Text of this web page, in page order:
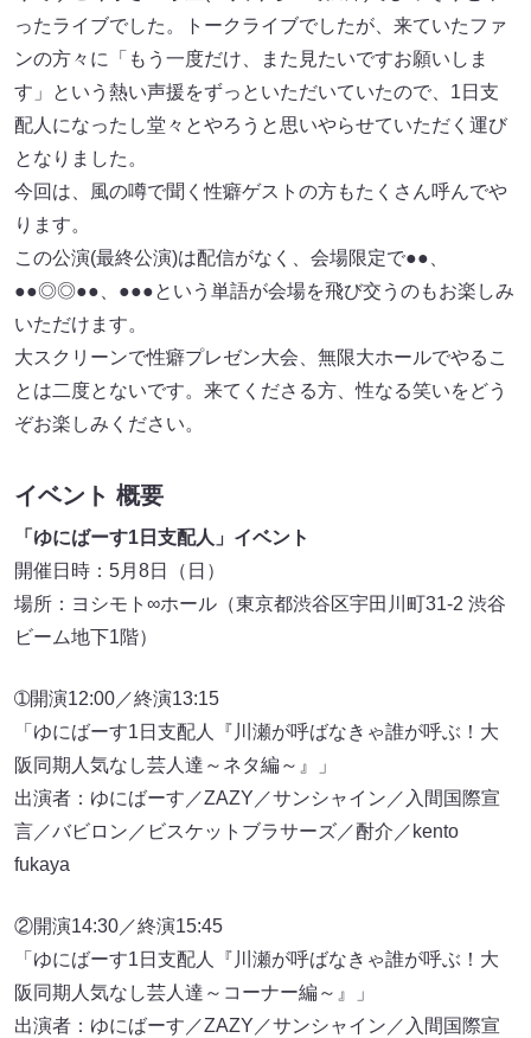
ったライブでした。トークライブでしたが、来ていたファ
ンの方々に「もう一度だけ、また見たいですお願いしま
す」という熱い声援をずっといただいていたので、1日支
配人になったし堂々とやろうと思いやらせていただく運び
となりました。
今回は、風の噂で聞く性癖ゲストの方もたくさん呼んでや
ります。
この公演(最終公演)は配信がなく、会場限定で●●、
●●◎◎●●、●●●という単語が会場を飛び交うのもお楽しみ
いただけます。
大スクリーンで性癖プレゼン大会、無限大ホールでやるこ
とは二度とないです。来てくださる方、性なる笑いをどう
ぞお楽しみください。
イベント 概要
「ゆにばーす1日支配人」イベント
開催日時：5月8日（日）
場所：ヨシモト∞ホール（東京都渋谷区宇田川町31-2 渋谷
ビーム地下1階）
➀開演12:00／終演13:15
「ゆにばーす1日支配人『川瀬が呼ばなきゃ誰が呼ぶ！大
阪同期人気なし芸人達～ネタ編～』」
出演者：ゆにばーす／ZAZY／サンシャイン／入間国際宣
言／バビロン／ビスケットブラサーズ／酎介／kento
fukaya
②開演14:30／終演15:45
「ゆにばーす1日支配人『川瀬が呼ばなきゃ誰が呼ぶ！大
阪同期人気なし芸人達～コーナー編～』」
出演者：ゆにばーす／ZAZY／サンシャイン／入間国際宣